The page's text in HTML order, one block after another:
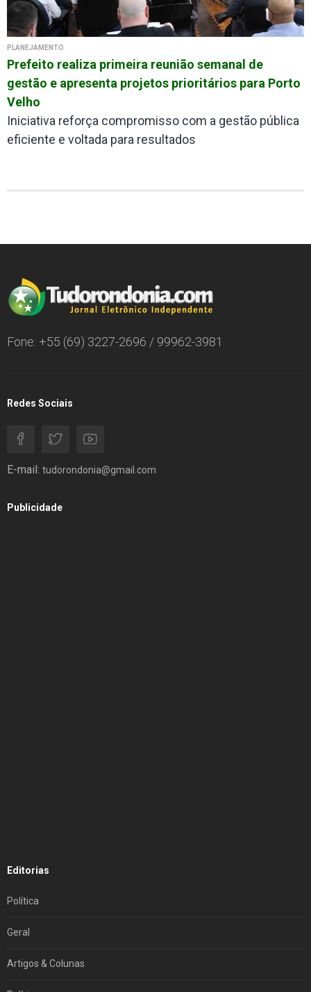
PLANEJAMENTO
Prefeito realiza primeira reunião semanal de
gestão e apresenta projetos prioritários para Porto
Velho
Iniciativa reforça compromisso com a gestão pública
eficiente e voltada para resultados
Fone: +55 (69) 3227-2696 / 99962-3981
Redes Sociais
E-mail: tudorondonia@gmail.com
Publicidade
Editorias
Política
Geral
Artigos & Colunas